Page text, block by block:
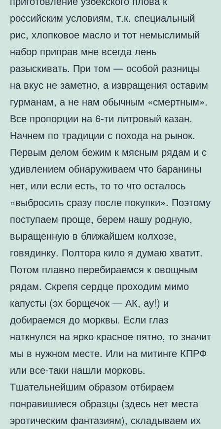
российским условиям, т.к. специальный
рис, хлопковое масло и тот немыслимый
набор приправ мне всегда лень
разыскивать. При том — особой разницы
на вкус не заметно, а извращения оставим
гурманам, а не нам обычным «смертным».
Все пропорции на 6-ти литровый казан.
Начнем по традиции с похода на рынок.
Первым делом бежим к мясным рядам и с
удивлением обнаруживаем что баранины
нет, или если есть, то то что осталось
«выбросить сразу после покупки». Поэтому
поступаем проще, берем нашу родную,
выращенную в ближайшем колхозе,
говядинку. Полтора кило я думаю хватит.
Потом плавно перебираемся к овощным
рядам. Скрепя сердце проходим мимо
капусты (эх борщечок — АК, ау!) и
добираемся до морквы. Если глаз
наткнулся на ярко красное пятно, то значит
мы в нужном месте. Или на митинге КПРФ
или все-таки нашли морковь.
Тшательнейшим образом отбираем
понравишиеся образцы (здесь нет места
эротическим фантазиям), складываем их